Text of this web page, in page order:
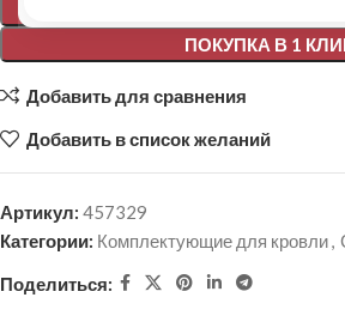
ПОКУПКА В 1
Добавить для сравнения
Добавить в список желаний
Артикул: 457329
Категории: Комплектующие для кровли,
Поделиться: